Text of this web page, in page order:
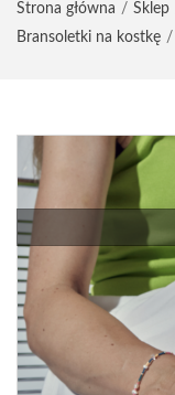
Strona główna Sklep
Bransoletki na kostkę